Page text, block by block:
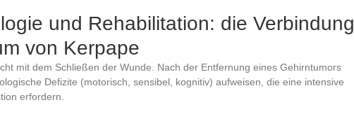
und Rehabilitation: die Verbindung
von Kerpape
mit dem Schließen der Wunde. Nach der Entfernung eines Gehirntumors
Defizite (motorisch, sensibel, kognitiv) aufweisen, die eine intensive
erfordern.